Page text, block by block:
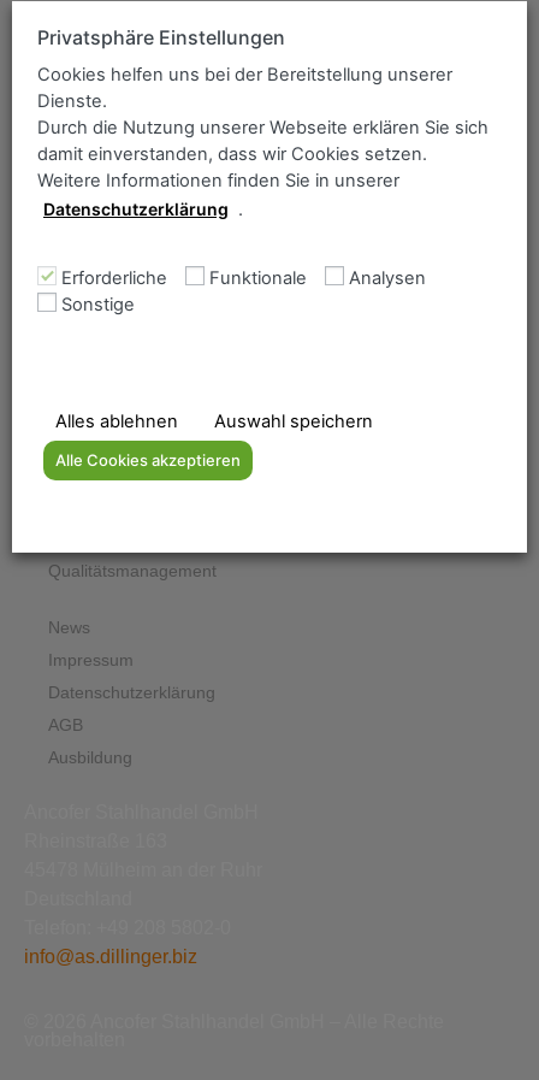
Bitte geben Sie einen Suchbegriff ein:
Sortiment / Güte
DILLIDUR „Eigenschaften“
Home
Lieferprogramm
Downloadbereich
Kontakt
Qualitätsmanagement
News
Impressum
Datenschutzerklärung
AGB
Ausbildung
info@as.dillinger.biz
Privatsphäre Einstellungen
Cookies helfen uns bei der Bereitstellung unserer
Dienste.
Durch die Nutzung unserer Webseite erklären Sie sich
damit einverstanden, dass wir Cookies setzen.
Weitere Informationen finden Sie in unserer
Datenschutzerklärung .
Erforderliche Funktionale
Analysen
Sonstige
Alles ablehnen Auswahl speichern
Alle Cookies akzeptieren